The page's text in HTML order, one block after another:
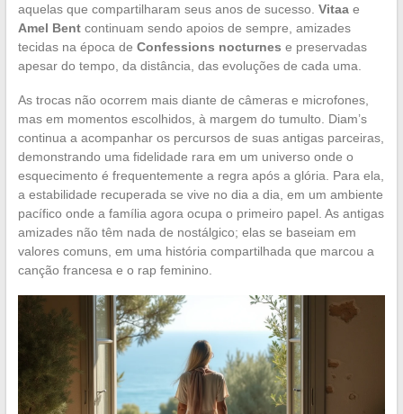
aquelas que compartilharam seus anos de sucesso. Vitaae
Amel Bentcontinuam sendo apoios de sempre, amizades
tecidas na época de Confessions nocturnes e preservadas
apesar do tempo, da distância, das evoluções de cada uma.
As trocas não ocorrem mais diante de câmeras e microfones,
mas em momentos escolhidos, à margem do tumulto. Diam’s
continua a acompanhar os percursos de suas antigas parceiras,
demonstrando uma fidelidade rara em um universo onde o
esquecimento é frequentemente a regra após a glória. Para ela,
a estabilidade recuperada se vive no dia a dia, em um ambiente
pacífico onde a família agora ocupa o primeiro papel. As antigas
amizades não têm nada de nostálgico; elas se baseiam em
valores comuns, em uma história compartilhada que marcou a
canção francesa e o rap feminino.